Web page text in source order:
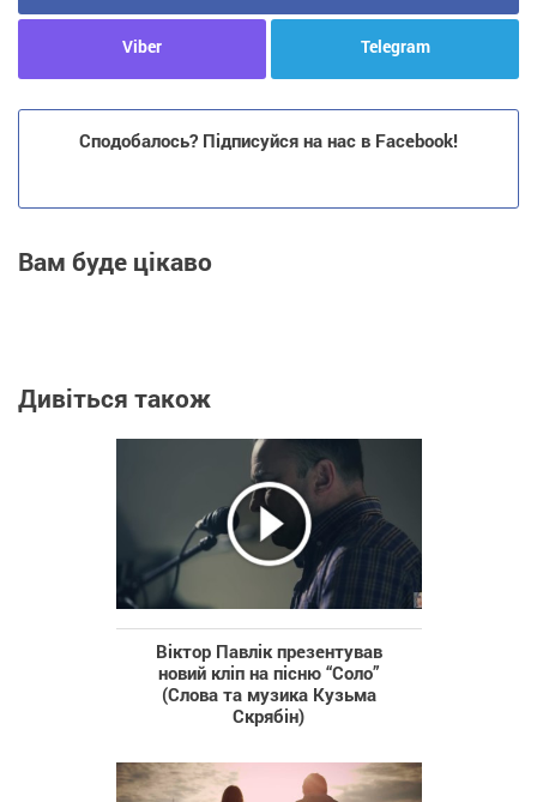
Viber Telegram
Сподобалось? Підписуйся на нас в Facebook!
Вам буде цікаво
Дивіться також
Віктор Павлік презентував
новий кліп на пісню “Соло”
(Слова та музика Кузьма
Скрябін)